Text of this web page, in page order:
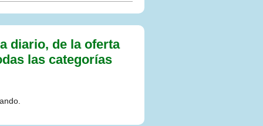
diario, de la oferta
las categorías